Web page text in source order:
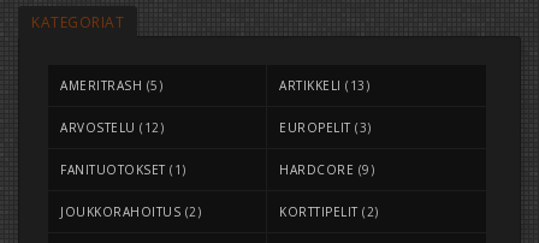
KATEGORIAT
AMERITRASH (5) ARTIKKELI (13)
ARVOSTELU (12) EUROPELIT (3)
FANITUOTOKSET (1) HARDCORE (9)
JOUKKORAHOITUS (2) KORTTIPELIT (2)